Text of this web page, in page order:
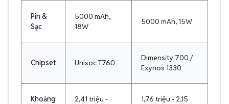
Pin &
Sạc
5000 mAh,
18W
5000 mAh, 15W
Chipset Unisoc T760
Dimensity 700 /
Exynos 1330
Khoảng
2,41 triệu -
1,76 triệu - 2,15